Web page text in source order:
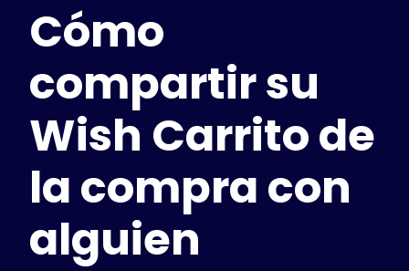
Para consumidores
Para escuelas
Para empresas
Obtén Plus+
Iniciar sesión
Tiendas compatibles
Cómo
compartir su
Wish Carrito de
la compra con
alguien